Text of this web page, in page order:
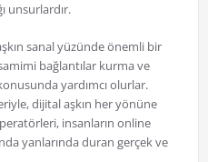
unsurlardır.
sanal yüzünde önemli bir
bağlantılar kurma ve
yardımcı olurlar.
dijital aşkın her yönüne
insanların online
yanlarında duran gerçek ve